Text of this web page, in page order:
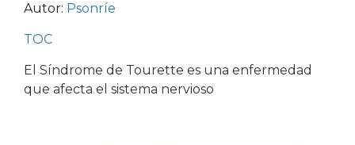
Autor: Psonríe
TOC
El Síndrome de Tourette es una enfermedad
que afecta el sistema nervioso